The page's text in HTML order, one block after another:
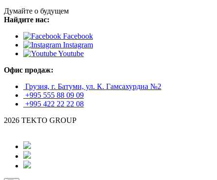
Думайте о будущем
Найдите нас:
Facebook
Instagram
Youtube
Офис продаж:
Грузия, г. Батуми, ул. К. Гамсахурдиа №2
+995 555 88 09 09
+995 422 22 22 08
2026 TEKTO GROUP